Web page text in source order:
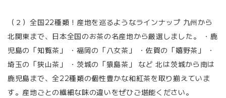
（２）全国22種類！産地を巡るようなラインナップ 九州から
北関東まで、日本全国のお茶の名産地から厳選しました。 ・鹿
児島の「知覧茶」 ・福岡の「八女茶」 ・佐賀の「嬉野茶」 ・
埼玉の「狭山茶」 ・茨城の「猿島茶」 など 北は茨城から南は
鹿児島まで、全22種類の個性豊かな和紅茶を取り揃えていま
す。産地ごとの繊細な味の違いをぜひご堪能ください。